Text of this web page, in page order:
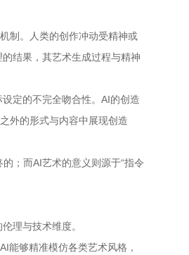
制。人类的创作冲动受精神或
结果，其艺术生成过程与精神
定的不完全吻合性。AI的创造
外的形式与内容中展现创造
；而AI艺术的意义则源于“指令
理与技术维度。
能够精准模仿各类艺术风格，